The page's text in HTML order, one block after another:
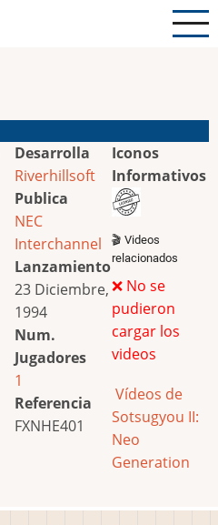
Desarrolla
Riverhillsoft
Publica
NEC
Interchannel
Lanzamiento
23 Diciembre,
1994
Num.
Jugadores
1
Referencia
FXNHE401
Iconos
Informativos
🎬 Videos
relacionados
❌ No se
pudieron
cargar los
videos
Vídeos de
Sotsugyou II:
Neo
Generation